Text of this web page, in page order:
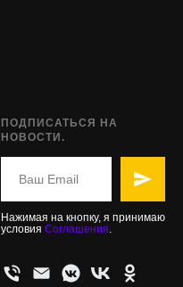
ПОДПИСАТЬСЯ НА
НОВОСТИ.
Нажимая на кнопку, я принимаю
условия Соглашения.